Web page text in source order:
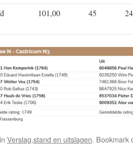
101,00 45 24
Verslag,stand en uitslagen. Bookmark